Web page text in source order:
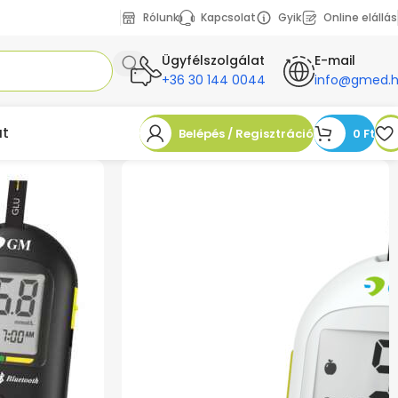
Rólunk Kapcsolat Gyik Online elállás
Ügyfélszolgálat
+36 30 144 0044
E-mail
Belépés / Regisztráció 0 Ft